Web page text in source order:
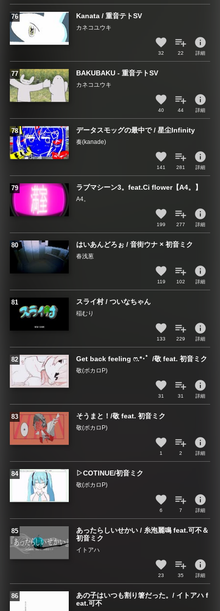
Kanata / 重音テトSV
カネコユウキ
32 22
info
詳細
BAKUBAKU - 重音テトSV
カネコユウキ
40 44
info
詳細
データスモッグの最中で / 星尘Infinity
奏(kanade)
141 281
info
詳細
ラブマシーン3。feat.Ci flower【A4。】
A4。
199 277
info
詳細
はいあんどろぉ / 音街ウナ × 初音ミク
春浅葱
119 102
info
詳細
スライ村 / ついなちゃん
稲むり
133 229
info
詳細
Get back feeling ෆ.*･゜/敬 feat. 初音ミク
敬(ボカロP)
31 31
info
詳細
そうまと！/敬 feat. 初音ミク
敬(ボカロP)
1 2
info
詳細
▷COTINUE/初音ミク
敬(ボカロP)
6 7
info
詳細
あったらしいせかい / 糸泡麗鳴 feat.可不＆
初音ミク
イトアハ
23 35
info
詳細
あの子はいつも割り箸だった。/ イトアハ f
eat.可不